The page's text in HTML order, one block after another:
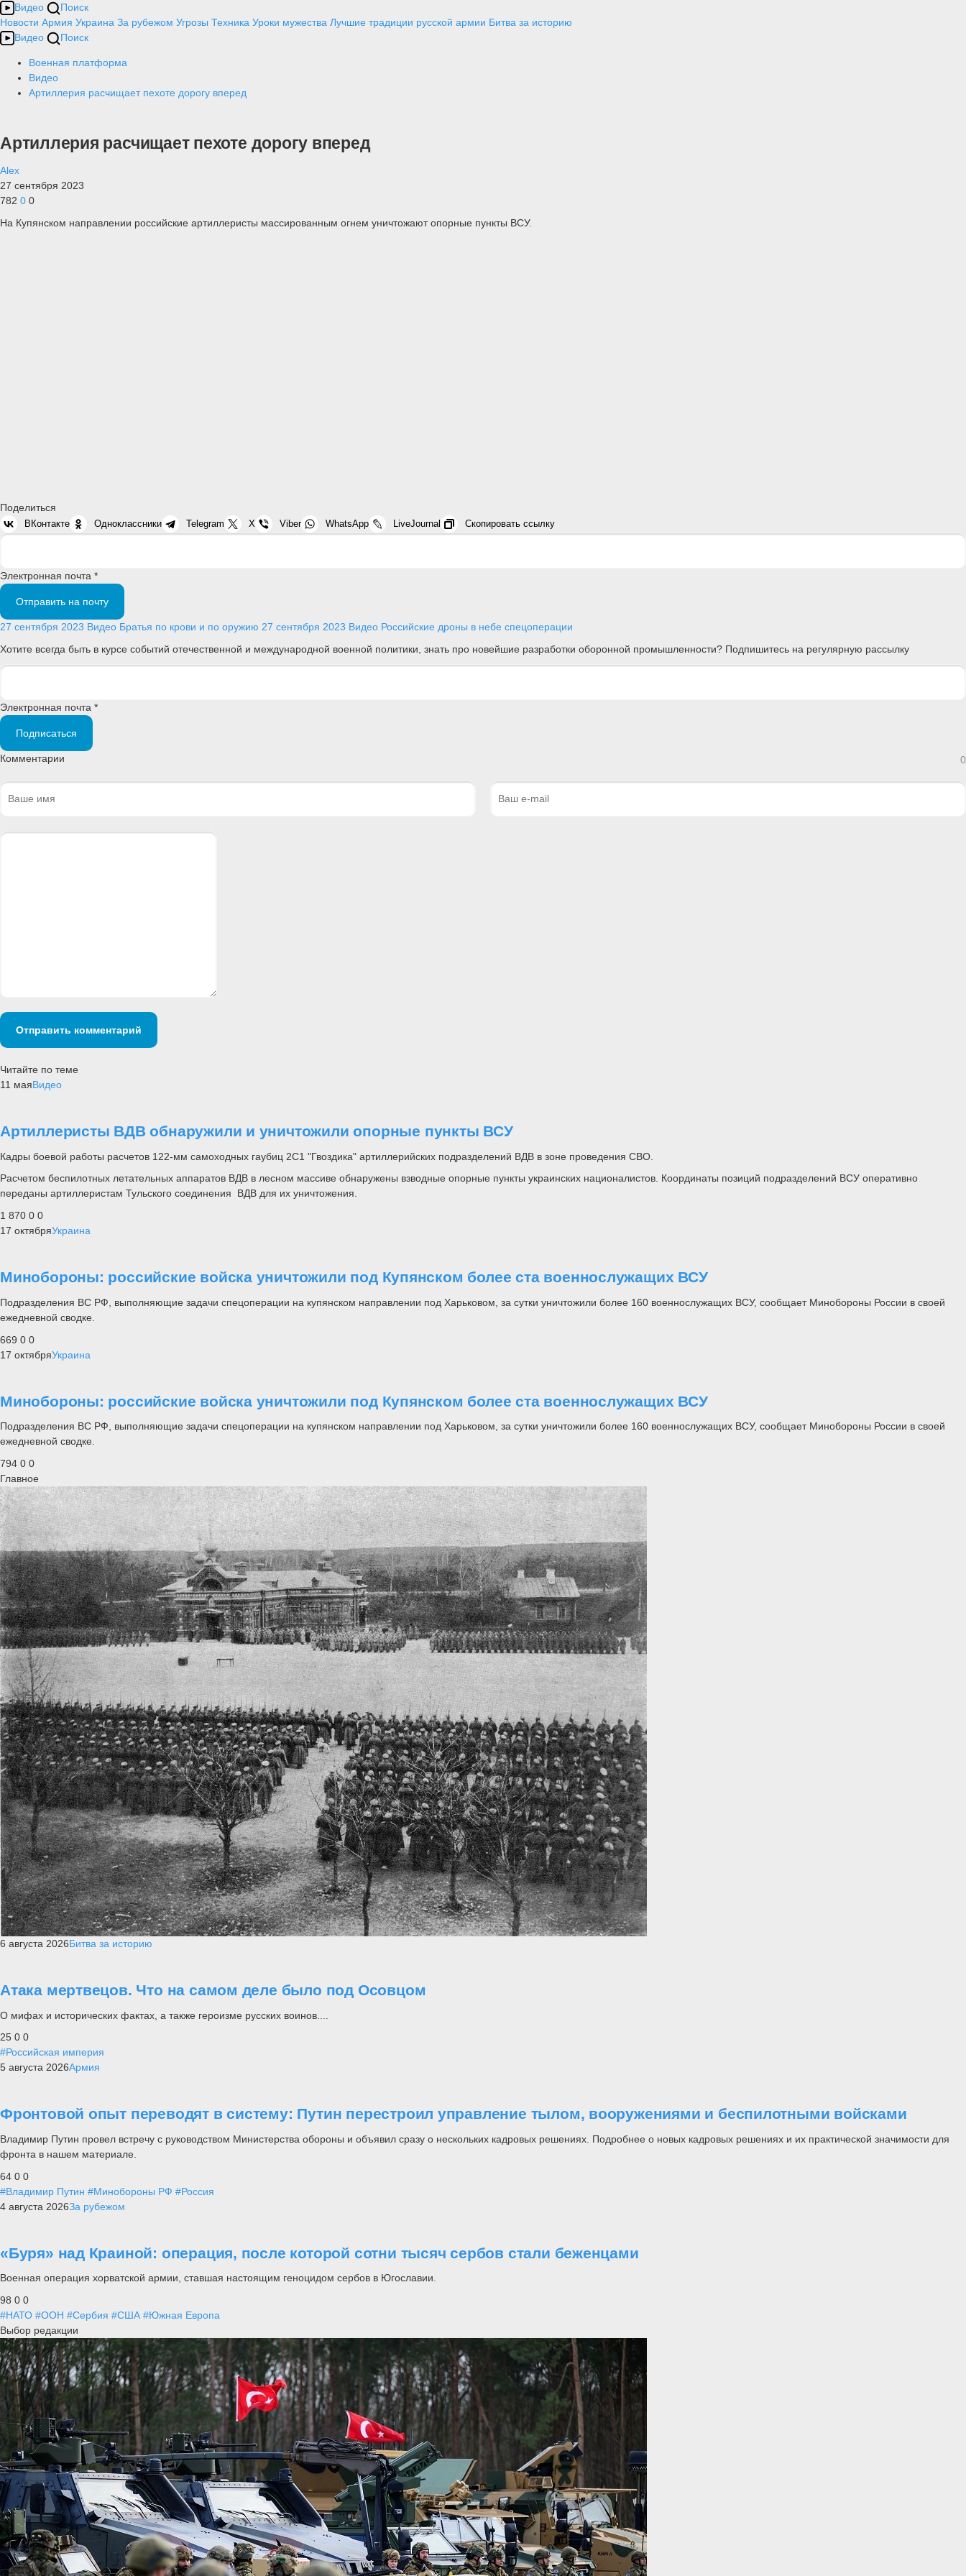
Видео
Поиск
Новости Армия Украина За рубежом Угрозы Техника Уроки мужества Лучшие традиции русской армии Битва за историю
Видео
Поиск
Военная платформа
Видео
Артиллерия расчищает пехоте дорогу вперед
Артиллерия расчищает пехоте дорогу вперед
Alex
27 сентября 2023
782 0 0
На Купянском направлении российские артиллеристы массированным огнем уничтожают опорные пункты ВСУ.
Поделиться
ВКонтакте Одноклассники Telegram X Viber WhatsApp LiveJournal Скопировать ссылку
Электронная почта *
Отправить на почту
27 сентября 2023 Видео Братья по крови и по оружию 27 сентября 2023 Видео Российские дроны в небе спецоперации
Хотите всегда быть в курсе событий отечественной и международной военной политики, знать про новейшие разработки оборонной промышленности? Подпишитесь на регулярную рассылку
Электронная почта *
Подписаться
Комментарии 0
Отправить комментарий
Читайте по теме
11 маяВидео
Артиллеристы ВДВ обнаружили и уничтожили опорные пункты ВСУ
Кадры боевой работы расчетов 122-мм самоходных гаубиц 2С1 "Гвоздика" артиллерийских подразделений ВДВ в зоне проведения СВО.
Расчетом беспилотных летательных аппаратов ВДВ в лесном массиве обнаружены взводные опорные пункты украинских националистов. Координаты позиций подразделений ВСУ оперативно
переданы артиллеристам Тульского соединения ВДВ для их уничтожения.
1 870 0 0
17 октябряУкраина
Минобороны: российские войска уничтожили под Купянском более ста военнослужащих ВСУ
Подразделения ВС РФ, выполняющие задачи спецоперации на купянском направлении под Харьковом, за сутки уничтожили более 160 военнослужащих ВСУ, сообщает Минобороны России в своей
ежедневной сводке.
669 0 0
17 октябряУкраина
Минобороны: российские войска уничтожили под Купянском более ста военнослужащих ВСУ
Подразделения ВС РФ, выполняющие задачи спецоперации на купянском направлении под Харьковом, за сутки уничтожили более 160 военнослужащих ВСУ, сообщает Минобороны России в своей
ежедневной сводке.
794 0 0
Главное
6 августа 2026Битва за историю
Атака мертвецов. Что на самом деле было под Осовцом
О мифах и исторических фактах, а также героизме русских воинов....
25 0 0
#Российская империя
5 августа 2026Армия
Фронтовой опыт переводят в систему: Путин перестроил управление тылом, вооружениями и беспилотными войсками
Владимир Путин провел встречу с руководством Министерства обороны и объявил сразу о нескольких кадровых решениях. Подробнее о новых кадровых решениях и их практической значимости для
фронта в нашем материале.
64 0 0
#Владимир Путин #Минобороны РФ #Россия
4 августа 2026За рубежом
«Буря» над Краиной: операция, после которой сотни тысяч сербов стали беженцами
Военная операция хорватской армии, ставшая настоящим геноцидом сербов в Югославии.
98 0 0
#НАТО #ООН #Сербия #США #Южная Европа
Выбор редакции